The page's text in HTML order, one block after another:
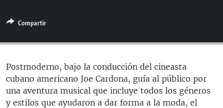
ESPECIALES
ESPECIALES
LA REALIDAD DE LA VIVIENDA EN CUBA
SER VIEJO EN CUBA
KENTU-CUBANO
MULTIMEDIA
EDITORIALES
SÍGUENOS
Compartir
Postmoderno, bajo la conducción del cineasta
cubano americano Joe Cardona, guía al público por
una aventura musical que incluye todos los géneros
y estilos que ayudaron a dar forma a la moda, el